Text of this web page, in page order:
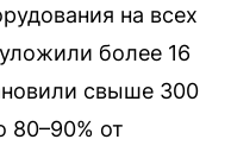
на всех
более 16
свыше 300
80–90% от